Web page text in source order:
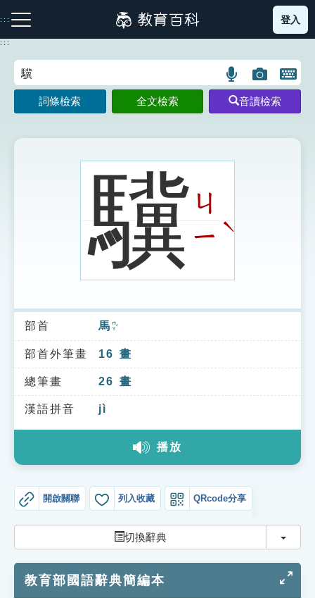
到
主
:::
注音索引圖示 筆畫索引圖示 部首索引表圖示
索引選單
知識索引
單字索引
生命大百科索引
教學應用
貓頭鷹博士
登入
:::
語
言
搜
示
圖
片
搜
開
鍵
圖
詞條檢索 全文檢索 音讀檢索
驥 ㄐ
ㄧˋ
部首 馬 ㄇㄚˇ
部首外筆畫 16 畫
總筆畫 26 畫
漢語拼音 jì
播放
開啟關聯 列入收藏 QRcode分享
切換辭典 切換
教育部國語辭典簡編本